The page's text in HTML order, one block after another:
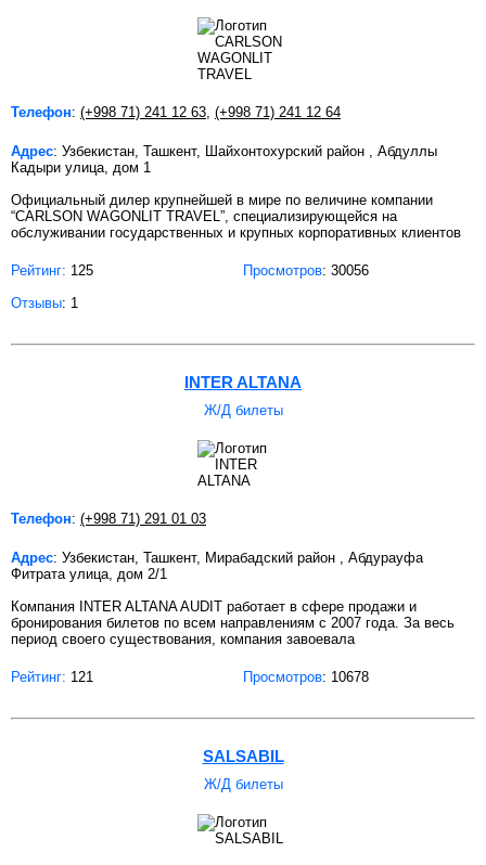
Телефон: (+998 71) 241 12 63 (+998 71) 241 12 64
Адрес: Узбекистан, Ташкент, Шайхонтохурский район , Абдуллы
Кадыри улица, дом 1
Официальный дилер крупнейшей в мире по величине компании
“CARLSON WAGONLIT TRAVEL”, специализирующейся на
обслуживании государственных и крупных корпоративных клиентов
Рейтинг: 125 Просмотров: 30056
Отзывы: 1
INTER ALTANA
Ж/Д билеты
Телефон: (+998 71) 291 01 03
Адрес: Узбекистан, Ташкент, Мирабадский район , Абдурауфа
Фитрата улица, дом 2/1
Компания INTER ALTANA AUDIT работает в сфере продажи и
бронирования билетов по всем направлениям с 2007 года. За весь
период своего существования, компания завоевала
Рейтинг: 121 Просмотров: 10678
SALSABIL
Ж/Д билеты